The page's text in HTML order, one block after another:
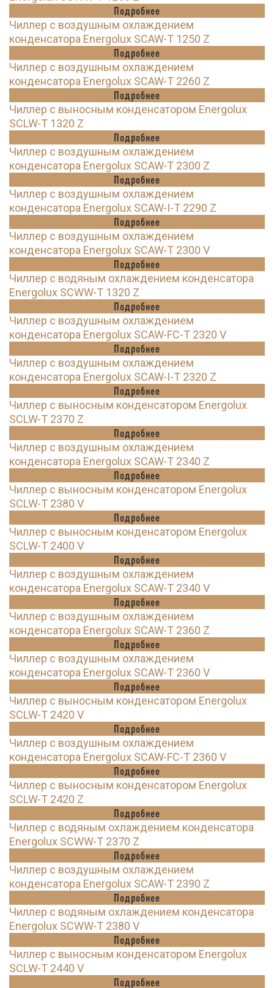
Подробнее
Чиллер с воздушным охлаждением
конденсатора Energolux SCAW-T 1250 Z
Подробнее
Чиллер с воздушным охлаждением
конденсатора Energolux SCAW-T 2260 Z
Подробнее
Чиллер с выносным конденсатором Energolux
SCLW-T 1320 Z
Подробнее
Чиллер с воздушным охлаждением
конденсатора Energolux SCAW-T 2300 Z
Подробнее
Чиллер с воздушным охлаждением
конденсатора Energolux SCAW-I-T 2290 Z
Подробнее
Чиллер с воздушным охлаждением
конденсатора Energolux SCAW-T 2300 V
Подробнее
Чиллер с водяным охлаждением конденсатора
Energolux SCWW-T 1320 Z
Подробнее
Чиллер с воздушным охлаждением
конденсатора Energolux SCAW-FC-T 2320 V
Подробнее
Чиллер с воздушным охлаждением
конденсатора Energolux SCAW-I-T 2320 Z
Подробнее
Чиллер с выносным конденсатором Energolux
SCLW-T 2370 Z
Подробнее
Чиллер с воздушным охлаждением
конденсатора Energolux SCAW-T 2340 Z
Подробнее
Чиллер с выносным конденсатором Energolux
SCLW-T 2380 V
Подробнее
Чиллер с выносным конденсатором Energolux
SCLW-T 2400 V
Подробнее
Чиллер с воздушным охлаждением
конденсатора Energolux SCAW-T 2340 V
Подробнее
Чиллер с воздушным охлаждением
конденсатора Energolux SCAW-T 2360 Z
Подробнее
Чиллер с воздушным охлаждением
конденсатора Energolux SCAW-T 2360 V
Подробнее
Чиллер с выносным конденсатором Energolux
SCLW-T 2420 V
Подробнее
Чиллер с воздушным охлаждением
конденсатора Energolux SCAW-FC-T 2360 V
Подробнее
Чиллер с выносным конденсатором Energolux
SCLW-T 2420 Z
Подробнее
Чиллер с водяным охлаждением конденсатора
Energolux SCWW-T 2370 Z
Подробнее
Чиллер с воздушным охлаждением
конденсатора Energolux SCAW-T 2390 Z
Подробнее
Чиллер с водяным охлаждением конденсатора
Energolux SCWW-T 2380 V
Подробнее
Чиллер с выносным конденсатором Energolux
SCLW-T 2440 V
Подробнее